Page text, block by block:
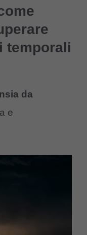
temporali
da
e